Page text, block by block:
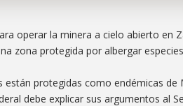
operar la minera a cielo abierto en
zona protegida por albergar
protegidas como endémicas
debe explicar sus argumentos al